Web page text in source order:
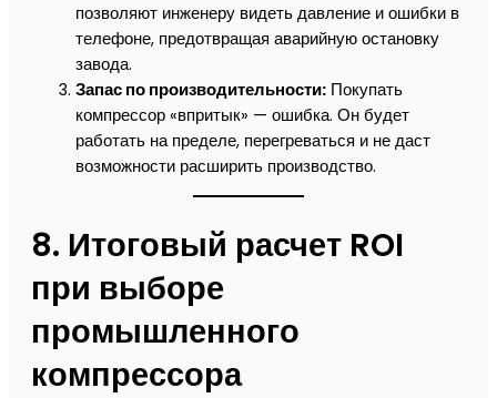
позволяют инженеру видеть давление и ошибки в
телефоне, предотвращая аварийную остановку
завода.
Запас по производительности: Покупать
компрессор «впритык» — ошибка. Он будет
работать на пределе, перегреваться и не даст
возможности расширить производство.
8. Итоговый расчет ROI
при выборе
промышленного
компрессора